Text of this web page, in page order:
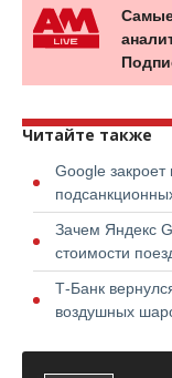
Читайте также
Google
Зачем Яндекс
стоимости
Т-Банк
воздушных